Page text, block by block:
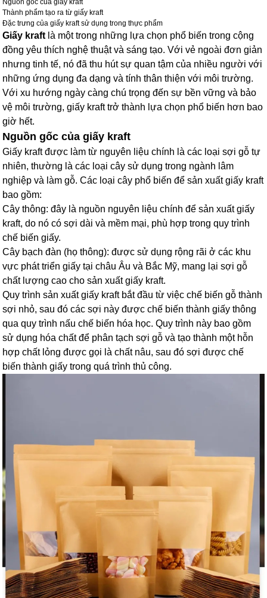
Thành phẩm tạo ra từ giấy kraft
Đặc trưng của giấy kraft sử dụng trong thực phẩm
Giấy kraft là một trong những lựa chọn phổ biến trong cộng
đồng yêu thích nghệ thuật và sáng tạo. Với vẻ ngoài đơn giản
nhưng tinh tế, nó đã thu hút sự quan tậm của nhiều người với
những ứng dụng đa dạng và tính thân thiện với môi trường.
Với xu hướng ngày càng chú trọng đến sự bền vững và bảo
vệ môi trường, giấy kraft trở thành lựa chọn phổ biến hơn bao
giờ hết.
Nguồn gốc của giấy kraft
Giấy kraft được làm từ nguyên liệu chính là các loại sợi gỗ tự
nhiên, thường là các loại cây sử dụng trong ngành lâm
nghiệp và làm gỗ. Các loại cây phổ biến để sản xuất giấy kraft
bao gồm:
Cây thông: đây là nguồn nguyên liệu chính để sản xuất giấy
kraft, do nó có sợi dài và mềm mại, phù hợp trong quy trình
chế biến giấy.
Cây bạch đàn (họ thông): được sử dụng rộng rãi ở các khu
vực phát triển giấy tại châu Âu và Bắc Mỹ, mang lại sợi gỗ
chất lượng cao cho sản xuất giấy kraft.
Quy trình sản xuất giấy kraft bắt đầu từ việc chế biến gỗ thành
sợi nhỏ, sau đó các sợi này được chế biến thành giấy thông
qua quy trình nấu chế biến hóa học. Quy trình này bao gồm
sử dụng hóa chất để phân tạch sợi gỗ và tạo thành một hỗn
hợp chất lỏng được gọi là chất nâu, sau đó sợi được chế
biến thành giấy trong quá trình thủ công.